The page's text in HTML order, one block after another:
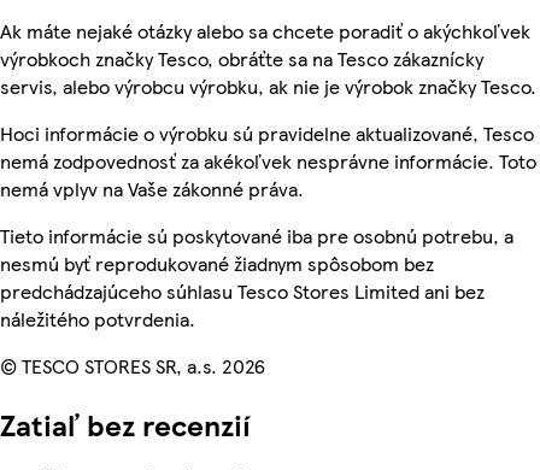
Ak máte nejaké otázky alebo sa chcete poradiť o akýchkoľvek
výrobkoch značky Tesco, obráťte sa na Tesco zákaznícky
servis, alebo výrobcu výrobku, ak nie je výrobok značky Tesco.
Hoci informácie o výrobku sú pravidelne aktualizované, Tesco
nemá zodpovednosť za akékoľvek nesprávne informácie. Toto
nemá vplyv na Vaše zákonné práva.
Tieto informácie sú poskytované iba pre osobnú potrebu, a
nesmú byť reprodukované žiadnym spôsobom bez
predchádzajúceho súhlasu Tesco Stores Limited ani bez
náležitého potvrdenia.
© TESCO STORES SR, a.s. 2026
Zatiaľ bez recenzií